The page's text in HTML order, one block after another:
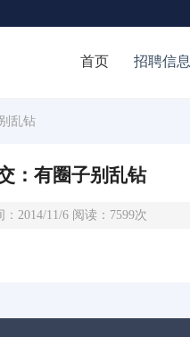
首页 招聘信息
乱钻
：有圈子别乱钻
2014/11/6 阅读：7599次